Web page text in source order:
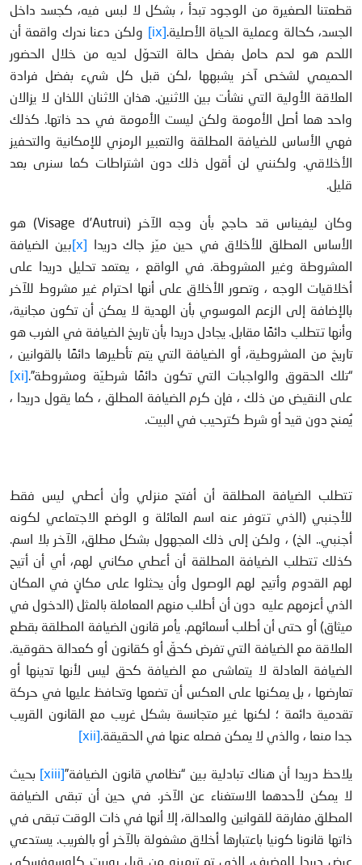
قطعتنا الصغيرة من الوجود تبدأ ، بشكل لا لبس فيه، كجسد داخل
الجسد، كحالة وعملية الحياة الأصلية.[ix]
ولكن دعنا ندرك واقعة أن
اللحم هو لحم حامل بفضل حالة التحوّل لديه من خلال الحضور
الحميمي لشخص آخر يشبهها ،لكن قبل كل شيء بفضل فرادة
العلاقة الأولية التي نشأت بين الاثنين. هذان الاثنان اللذان لا يزالان
واحد هما أصل الأمومة ولكن ليست الأمومة في حد ذاتها. كذلك
فهي الأساس للضيافة المطلقة والتعبير الرمزي للإمكانية والتحفيز
الأخلاقي. ولكنني لن أقول ذلك دون اشتراطات كما سنرى بعد
قليل.
وكان ليفيناس قد حاجج بأن وجه الآخر (Visage d’Autrui) هو
الأساس المطلق للأخلاق في حين ميّز جاك دريدا [x]
بين الضيافة
المشروطة وغير المشروطة. في الواقع ، يعتمد تحليل دريدا على
أخلاقيات الوجه ، وتصور الأخلاق على أنها احترام غير مشروط للآخر
بالإضافة إلى الزعم الموسوي بأن الهدية لا يمكن أن تكون مجانية،
وأنها تتطلب دائمًا مقابل. يجادل دريدا بأن تاريخ الضيافة في الغرب هو
تاريخ من المشروطية، أو الضيافة التي يتم تأطيرها دائمًا بالقوانين ،
“تلك الحقوق والواجبات التي تكون دائمًا شرطيّة ومشروطة”.[xi]
على النقيض من ذلك ، فإن كرم الضيافة المطلق ، كما يقول دريدا ،
يُمنح دون قيد أو شرط كترحيب في البيت.
تتطلب الضيافة المطلقة أن أفتح منزلي وأن أعطي ليس فقط
للأجنبي (الذي تتوفر عنه اسم العائلة و الوضع الاجتماعي لكونه
أجنبي.. الخ) ، ولكن إلى ذلك المجهول بشكل مطلق، الآخر بلا اسم.
كذلك تتطلب الضيافة المطلقة أن أعطي مكاني لهم، أي أن أتيح
لهم القدوم وأتيح لهم الوصول وأن يحثلوا على مكانٍ في المكان
الذي أعزمهم عليه دون أن أطلب منهم المعاملة بالمثل (الدخول في
ميثاق) أو حتى أن أطلب أسمائهم. يأمر قانون الضيافة المطلقة بقطع
العلاقة مع الضيافة التي تفرض كحقّ أو كقانون أو كعدالة حقوقية.
الضيافة العادلة لا يتماشى مع الضيافة كحق ليس لأنها تدينها أو
تعارضها ، بل يمكنها على العكس أن تضعها وتحافظ عليها في حركة
تقدمية دائمة ؛ لكنها غير متجانسة بشكل غريب مع القانون القريب
جدا منعا ، والذي لا يمكن فصله عنها في الحقيقة.[xii]
يلاحظ دريدا أن هناك تبادلية بين “نظامي قانون الضيافة”[xiii]
بحيث
لا يمكن لأحدهما الاستغناء عن الآخر. في حين أن تبقى الضيافة
المطلق مفارقة للقوانين والعدالة، إلا أنها في ذات الوقت تبقى في
ذاتها قانونا كونيا باعتبارها أخلاق مشغولة بالآخر أو بالغريب. يستدعي
عرض دريدا للمضيف، الذي تم ترميزه من قبل روبرت كلوسوفسكي